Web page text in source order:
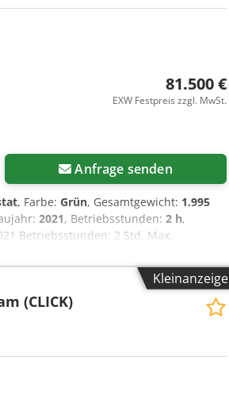
81.500 €
EXW Festpreis zzgl. MwSt.
Anfrage senden
, Farbe: Grün, Gesamtgewicht: 1.995
2021, Betriebsstunden: 2 h,
Betriebsstunden: 2 Std. Max.
Batterie) Fernbedienung: Ja
programmierbarer
Crsdpfx Agoyidbmepjf CE-Zertifizierung:
CE-Zertifikat und vollständige
verfügbar Vollelektrischer Zero-
Kompaktes und leichtes Design
(neu) – vollständig geprüft,
PREIS === Standort: Sittard,
erster Hand mit vollständiger
Bestände an neuen und
Kleinanzeige
(CLICK)